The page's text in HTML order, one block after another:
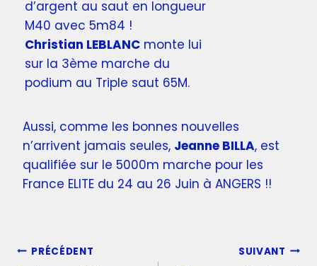
d’argent au saut en longueur
M40 avec 5m84 !
Christian LEBLANC monte lui
sur la 3ème marche du
podium au Triple saut 65M.
Aussi, comme les bonnes nouvelles
n’arrivent jamais seules, Jeanne BILLA, est
qualifiée sur le 5000m marche pour les
France ELITE du 24 au 26 Juin à ANGERS !!
PRÉCÉDENT SUIVANT